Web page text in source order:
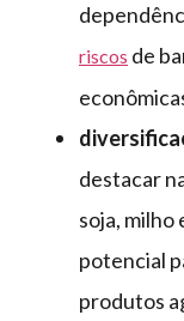
riscos de
destacar
soja, milho
potencial
produtos